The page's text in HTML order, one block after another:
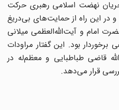
نهضت اسلامی رهبری حرکت
در این راه از حمایت‌های بی‌دریغ
امام و آیت‌الله‌العظمی میلانی
بود. این گفتار مراودات
قاضی طباطبایی و معظم‌له در
قرار می‌دهد.